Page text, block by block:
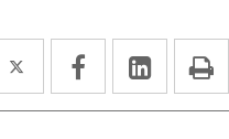
Twitter
Enlace
a
Facebook
Enlace
a
Enlace
a